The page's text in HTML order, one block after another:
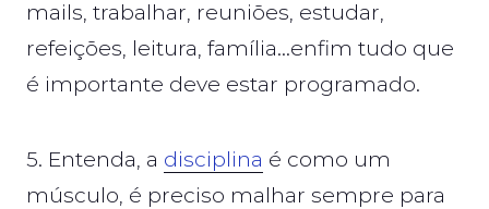
mails, trabalhar, reuniões, estudar,
refeições, leitura, família…enfim tudo que
é importante deve estar programado.
5. Entenda, a disciplina é como um
músculo, é preciso malhar sempre para